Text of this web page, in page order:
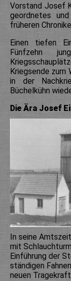
Vorstand Josef
geordnetes
früheren
Einen tiefen
Fünfzehn
Kriegsende zum
in der
Büchelkühn
Die Ära Josef
In seine
mit
Einführung der
ständigen
neuen